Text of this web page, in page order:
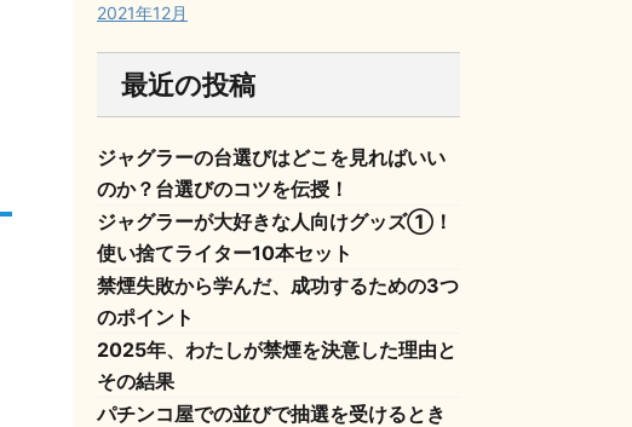
2021年12月
最近の投稿
ジャグラーの台選びはどこを見ればいい
のか？台選びのコツを伝授！
ジャグラーが大好きな人向けグッズ①！
使い捨てライター10本セット
禁煙失敗から学んだ、成功するための3つ
のポイント
2025年、わたしが禁煙を決意した理由と
その結果
パチンコ屋での並びで抽選を受けるとき